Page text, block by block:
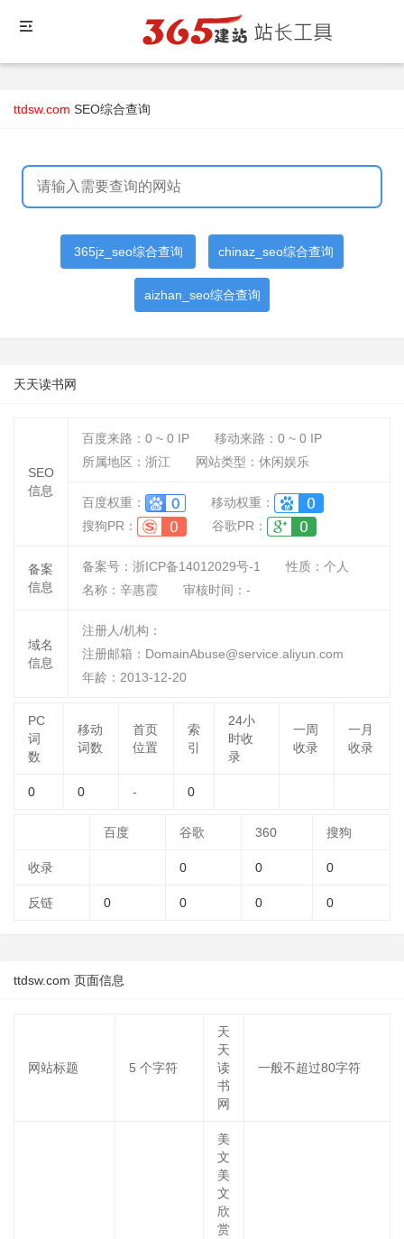
ttdsw.com SEO综合查询
365jz_seo综合查询 chinaz_seo综合查询
aizhan_seo综合查询
天天读书网
SEO
信息
百度来路： 0 ~ 0 IP 移动来路： 0 ~ 0 IP
所属地区：浙江
网站类型：休闲娱乐
百度权重：
移动权重：
搜狗PR：
谷歌PR：
备案
信息
备案号：浙ICP备14012029号-1 性质： 个人
名称： 辛惠霞 审核时间： -
域名
信息
注册人/机构：
注册邮箱：DomainAbuse@service.aliyun.com
年龄：2013-12-20
PC
词
数
移动
词数
首页
位置
索
引
24小
时收
录
一周
收录
一月
收录
0 0 - 0
百度 谷歌 360 搜狗
收录 0 0 0
反链 0 0 0 0
ttdsw.com 页面信息
网站标题 5 个字符
天
天
读
书
网
一般不超过80字符
美
文
美
文
欣
赏